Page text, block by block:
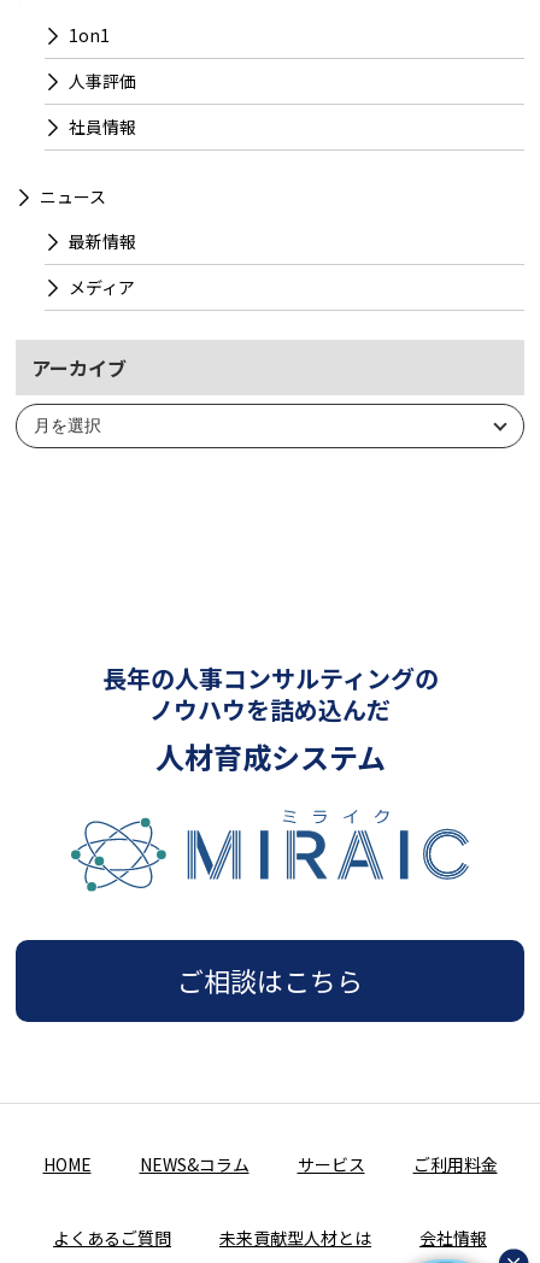
1on1
人事評価
社員情報
ニュース
最新情報
メディア
アーカイブ
ア
ー
長年の人事コンサルティングの
ノウハウを詰め込んだ
人材育成システム
ご相談はこちら
HOME NEWS&コラム サービス ご利用料金
よくあるご質問 未来貢献型人材とは 会社情報